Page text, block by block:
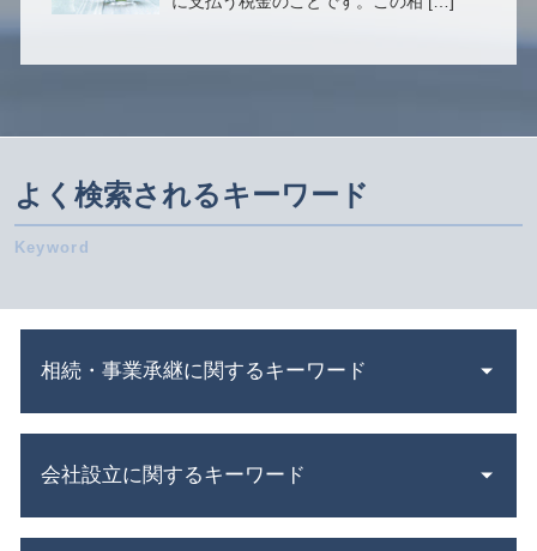
よく検索されるキーワード
相続・事業承継に関するキーワード
連帯保証人 相続
相続 財産
会社設立に関するキーワード